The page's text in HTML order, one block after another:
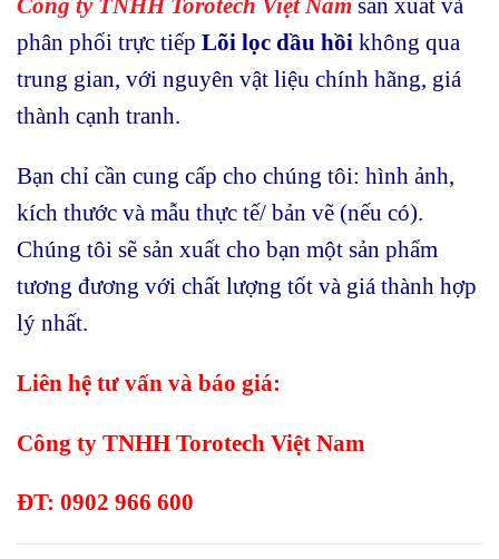
Công ty TNHH Torotech Việt Nam sản xuất và
phân phối trực tiếp Lõi lọc dầu hồi không qua
trung gian, với nguyên vật liệu chính hãng, giá
thành cạnh tranh.
Bạn chỉ cần cung cấp cho chúng tôi: hình ảnh,
kích thước và mẫu thực tế/ bản vẽ (nếu có).
Chúng tôi sẽ sản xuất cho bạn một sản phẩm
tương đương với chất lượng tốt và giá thành hợp
lý nhất.
Liên hệ tư vấn và báo giá:
Công ty TNHH Torotech Việt Nam
ĐT: 0902 966 600